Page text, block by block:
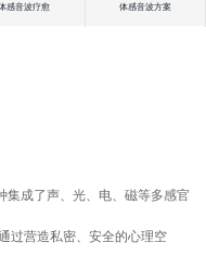
感音波疗愈 体感音波方案
集成了声、光、电、磁等多感官
过营造私密、安全的心理空